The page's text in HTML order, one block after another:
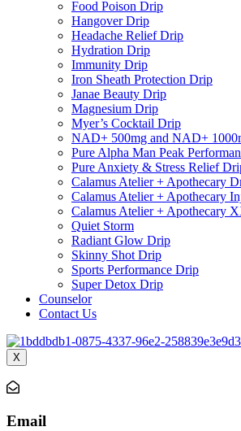
Food Poison Drip
Hangover Drip
Headache Relief Drip
Hydration Drip
Immunity Drip
Iron Sheath Protection Drip
Janae Beauty Drip
Magnesium Drip
Myer’s Cocktail Drip
NAD+ 500mg and NAD+
Pure Alpha Man Peak
Pure Anxiety & Stress Relief
Calamus Atelier + Apothecary
Calamus Atelier + Apothecary
Calamus Atelier + Apothecary
Quiet Storm
Radiant Glow Drip
Skinny Shot Drip
Sports Performance Drip
Super Detox Drip
Counselor
Contact Us
X
Email